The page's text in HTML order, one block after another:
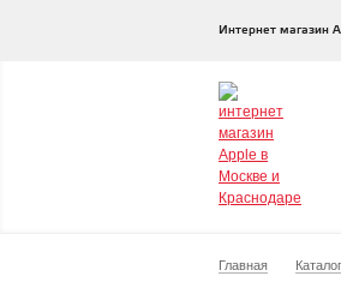
Интернет магазин
Главная Каталог